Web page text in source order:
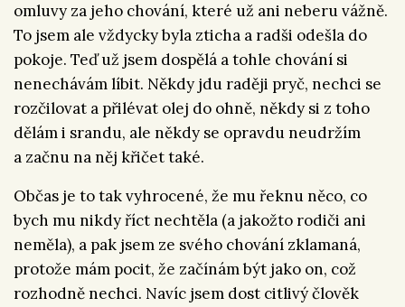
omluvy za jeho chování, které už ani neberu vážně.
To jsem ale vždycky byla zticha a radši odešla do
pokoje. Teď už jsem dospělá a tohle chování si
nenechávám líbit. Někdy jdu raději pryč, nechci se
rozčilovat a přilévat olej do ohně, někdy si z toho
dělám i srandu, ale někdy se opravdu neudržím
a začnu na něj křičet také.
Občas je to tak vyhrocené, že mu řeknu něco, co
bych mu nikdy říct nechtěla (a jakožto rodiči ani
neměla), a pak jsem ze svého chování zklamaná,
protože mám pocit, že začínám být jako on, což
rozhodně nechci. Navíc jsem dost citlivý člověk